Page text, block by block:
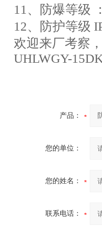
11、防爆等级
12、防护等级
欢迎来厂考察
UHLWGY-
产品：
您的单位：
您的姓名：
联系电话：